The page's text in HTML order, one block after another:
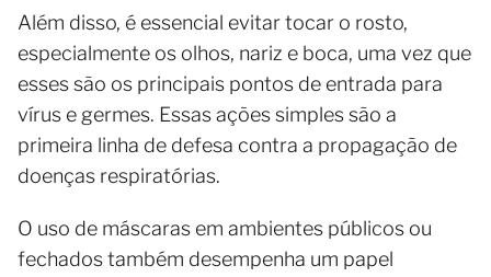
Além disso, é essencial evitar tocar o rosto,
especialmente os olhos, nariz e boca, uma vez que
esses são os principais pontos de entrada para
vírus e germes. Essas ações simples são a
primeira linha de defesa contra a propagação de
doenças respiratórias.
O uso de máscaras em ambientes públicos ou
fechados também desempenha um papel